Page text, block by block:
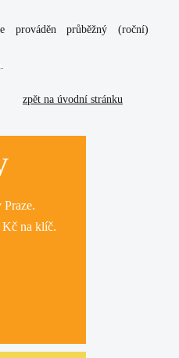
prováděn průběžný (roční)
zpět na úvodní stránku
Praze.
Kč na klíč.